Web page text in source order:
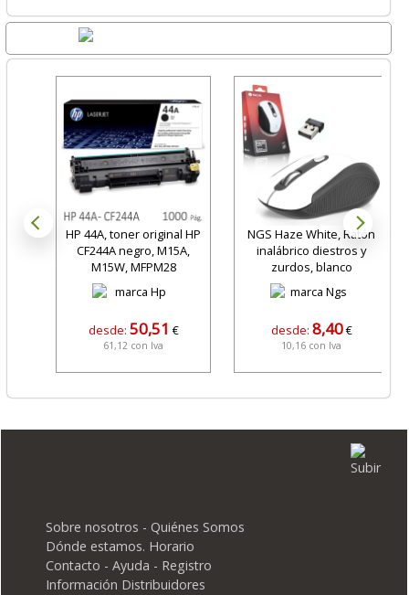
HP 44A, toner original HP
CF244A negro, M15A,
M15W, MFPM28
desde: 50,51 €
61,12 con Iva
NGS Haze White, Ratón
inalábrico diestros y
zurdos, blanco
desde: 8,40€
10,16 con Iva
Sobre nosotros - Quiénes Somos
Dónde estamos. Horario
Contacto - Ayuda - Registro
Información Distribuidores